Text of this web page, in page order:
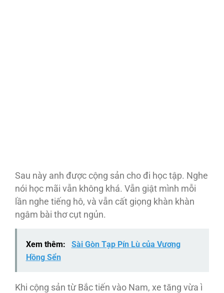
Sau này anh được cộng sản cho đi học tập. Nghe
nói học mãi vẫn không khá. Vẫn giật mình mỗi
lần nghe tiếng hô, và vẫn cất giọng khàn khàn
ngâm bài thơ cụt ngủn.
Xem thêm:
Sài Gòn Tạp Pín Lù của Vương
Hồng Sển
Khi cộng sản từ Bắc tiến vào Nam, xe tăng vừa ì